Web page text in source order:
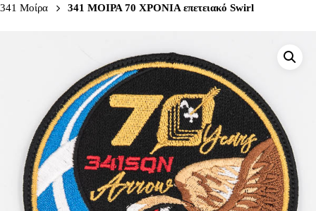
341 Μοίρα
341 ΜΟΙΡΑ 70 ΧΡΟΝΙΑ επετειακό Swirl